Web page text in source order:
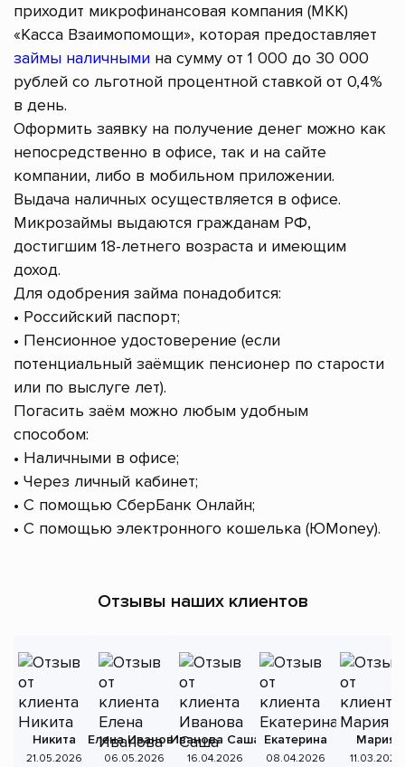
приходит микрофинансовая компания (МКК)
«Касса Взаимопомощи», которая предоставляет
займы наличными на сумму от 1 000 до 30 000
рублей со льготной процентной ставкой от 0,4%
в день.
Оформить заявку на получение денег можно как
непосредственно в офисе, так и на сайте
компании, либо в мобильном приложении.
Выдача наличных осуществляется в офисе.
Микрозаймы выдаются гражданам РФ,
достигшим 18-летнего возраста и имеющим
доход.
Для одобрения займа понадобится:
• Российский паспорт;
• Пенсионное удостоверение (если
потенциальный заёмщик пенсионер по старости
или по выслуге лет).
Погасить заём можно любым удобным
способом:
• Наличными в офисе;
• Через личный кабинет;
• С помощью СберБанк Онлайн;
• С помощью электронного кошелька (ЮMoney).
Отзывы наших клиентов
Никита
21.05.2026
Елена Иванова
06.05.2026
Иванова Саша
16.04.2026
Екатерина
08.04.2026
Мария
11.03.2026